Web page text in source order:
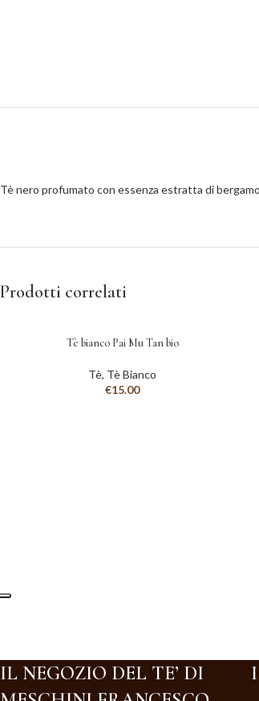
Tè nero profumato con essenza estratta di
Prodotti correlati
Tè bianco Pai Mu Tan bio
Tè, Tè Bianco
€15.00
IL NEGOZIO DEL TE’ DI